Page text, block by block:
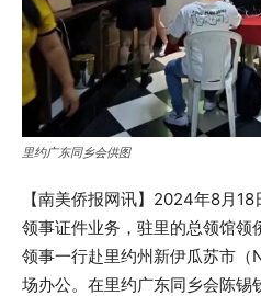
里约广东同乡会供图
【南美侨报网讯】2024年8月
领事证件业务，驻里的总领馆领
领事一行赴里约州新伊瓜苏市
场办公。在里约广东同乡会陈锡